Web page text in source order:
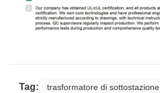
Tag:
trasformatore di sottostazione